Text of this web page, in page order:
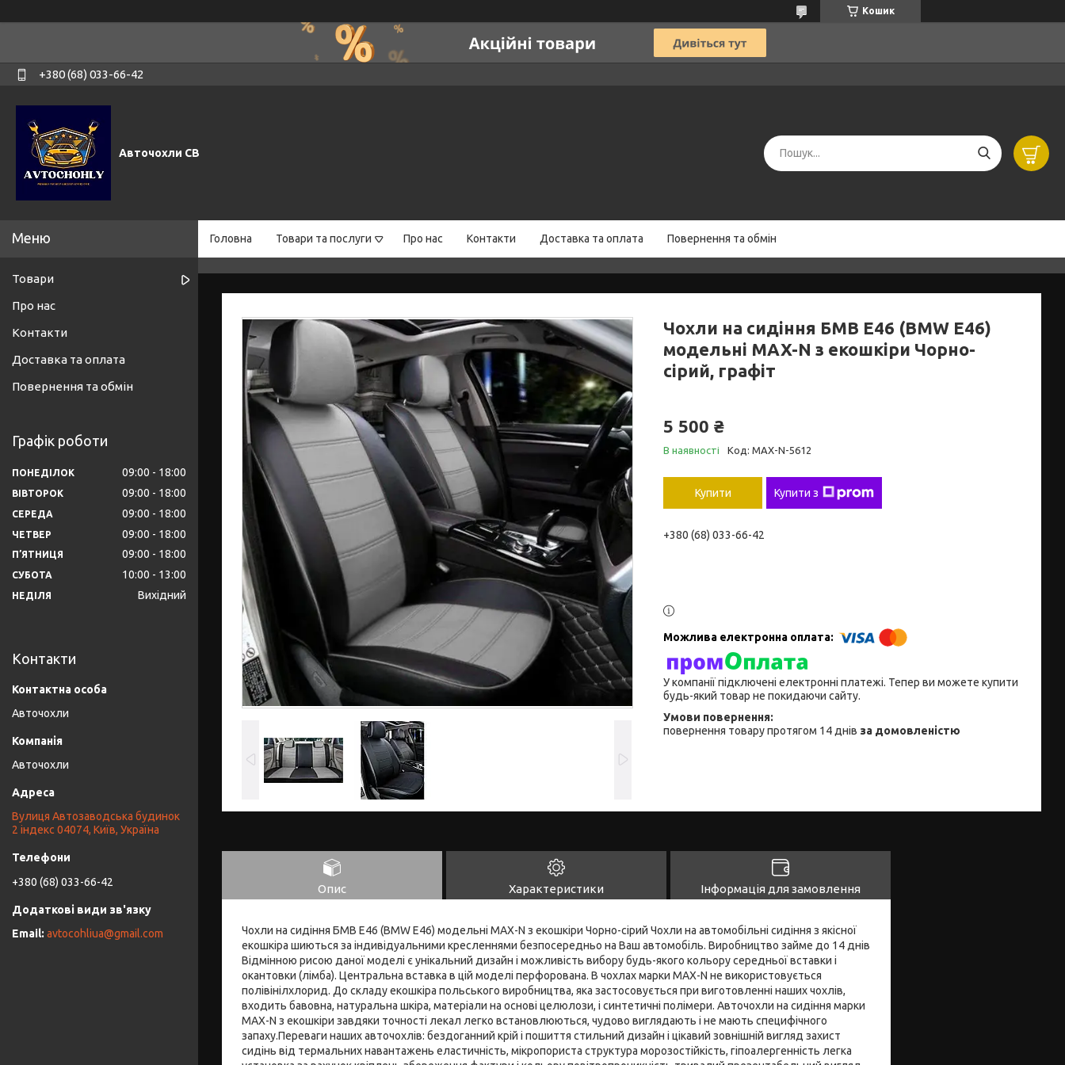
Кошик
+380 (68) 033-66-42
Авточохли СВ
Головна Товари та послуги Про нас Контакти Доставка та оплата Повернення та обмін
Чохли на сидіння БМВ Е46 (BMW E46)
модельні MAX-N з екошкіри Чорно-
сірий, графіт
5 500 ₴
В наявності Код: MAX-N-5612
Купити Купити з
+380 (68) 033-66-42
У компанії підключені електронні платежі. Тепер ви можете купити
будь-який товар не покидаючи сайту.
повернення товару протягом 14 днів за домовленістю
Опис Характеристики Інформація для замовлення
Чохли на сидіння БМВ Е46 (BMW E46) модельні MAX-N з екошкіри Чорно-сірий Чохли на автомобільні сидіння з якісної
екошкіра шиються за індивідуальними кресленнями безпосередньо на Ваш автомобіль. Виробництво займе до 14 днів
Відмінною рисою даної моделі є унікальний дизайн і можливість вибору будь-якого кольору середньої вставки і
окантовки (лімба). Центральна вставка в цій моделі перфорована. В чохлах марки MAX-N не використовується
полівінілхлорид. До складу екошкіра польського виробництва, яка застосовується при виготовленні наших чохлів,
входить бавовна, натуральна шкіра, матеріали на основі целюлози, і синтетичні полімери. Авточохли на сидіння марки
MAX-N з екошкіри завдяки точності лекал легко встановлюються, чудово виглядають і не мають специфічного
запаху.Переваги наших авточохлів: бездоганний крій і пошиття стильний дизайн і цікавий зовнішній вигляд захист
сидінь від термальних навантажень еластичність, мікропориста структура морозостійкість, гіпоалергенність легка
Товари
Про нас
Контакти
Доставка та оплата
Повернення та обмін
Графік роботи
ПОНЕДІЛОК 09:00 18:00
ВІВТОРОК 09:00 18:00
СЕРЕДА 09:00 18:00
ЧЕТВЕР 09:00 18:00
ПʼЯТНИЦЯ 09:00 18:00
СУБОТА 10:00 13:00
НЕДІЛЯ Вихідний
Контакти
Авточохли
Авточохли
Вулиця Автозаводська будинок
2 індекс 04074, Київ, Україна
+380 (68) 033-66-42
avtocohliua@gmail.com